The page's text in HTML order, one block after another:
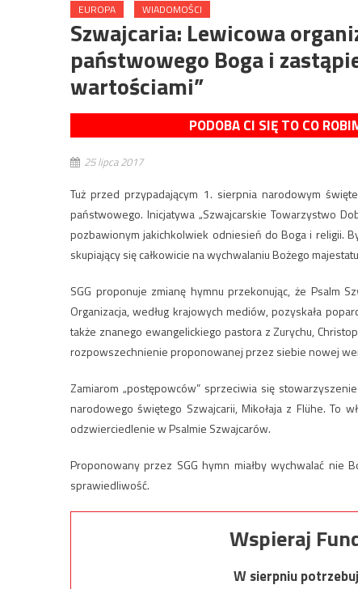
EUROPA WIADOMOŚCI
Szwajcaria: Lewicowa
państwowego Boga i
wartościami”
PODOBA CI SIĘ TO CO
25 lipca 2017
Tuż przed przypadającym 1. sierpnia narodowym
państwowego. Inicjatywa „Szwajcarskie Towarzystwo
pozbawionym jakichkolwiek odniesień do Boga i religii.
skupiający się całkowicie na wychwalaniu Bożego
SGG proponuje zmianę hymnu przekonując, że Psalm
Organizacja, według krajowych mediów, pozyskała
także znanego ewangelickiego pastora z Zurychu,
rozpowszechnienie proponowanej przez siebie nowej
Zamiarom „postępowców” sprzeciwia się
narodowego świętego Szwajcarii, Mikołaja z Flühe. To
odzwierciedlenie w Psalmie Szwajcarów.
Proponowany przez SGG hymn miałby wychwalać nie
sprawiedliwość.
Wspieraj
W sierpniu